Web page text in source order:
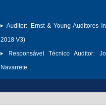
Auditor:
Ernst & Young Auditores
2018 V3)
Responsável Técnico Auditor:
Navarrete